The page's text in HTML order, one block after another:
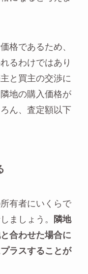
格であるため、
るわけではあり
と買主の交渉に
地の購入価格が
ん、査定額以下
有者にいくらで
ましょう。
隣地
合わせた場合に
ラスすることが